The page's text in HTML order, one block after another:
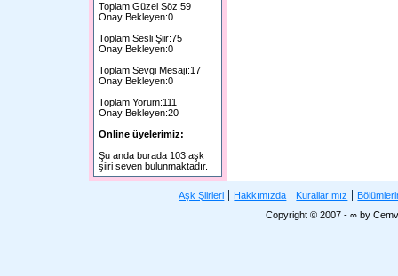
Toplam Güzel Söz:59
Onay Bekleyen:0
Toplam Sesli Şiir:75
Onay Bekleyen:0
Toplam Sevgi Mesajı:17
Onay Bekleyen:0
Toplam Yorum:111
Onay Bekleyen:20
Online üyelerimiz:
Şu anda burada 103 aşk
şiiri seven bulunmaktadır.
Aşk Şiirleri Hakkımızda Kurallarımız
Copyright © 2007 - ∞ by